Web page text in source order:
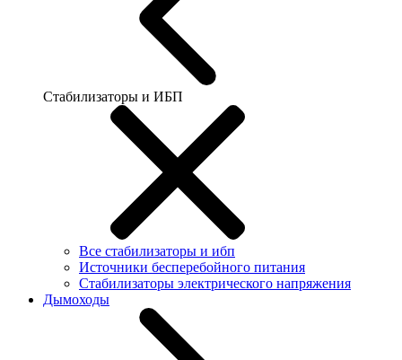
Стабилизаторы и ИБП
Все стабилизаторы и ибп
Источники бесперебойного питания
Стабилизаторы электрического напряжения
Дымоходы